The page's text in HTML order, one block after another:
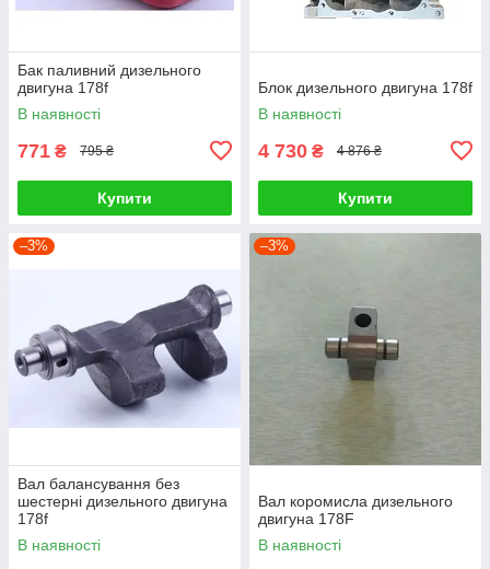
Бак паливний дизельного
двигуна 178f
В наявності
771 ₴ 795 ₴
Купити
Блок дизельного двигуна 178f
В наявності
4 730 ₴ 4 876 ₴
Купити
–3%
Вал балансування без
шестерні дизельного двигуна
178f
В наявності
–3%
Вал коромисла дизельного
двигуна 178F
В наявності